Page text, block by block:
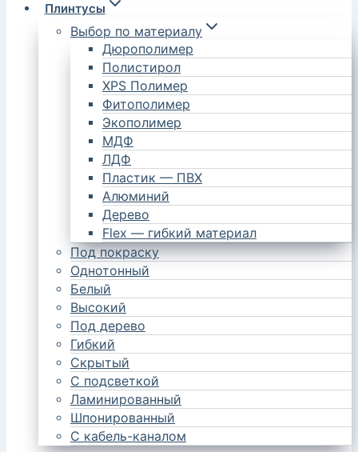
Плинтусы
Выбор по материалу
Дюрополимер
Полистирол
XPS Полимер
Фитополимер
Экополимер
МДФ
ЛДФ
Пластик — ПВХ
Алюминий
Дерево
Flex — гибкий материал
Под покраску
Однотонный
Белый
Высокий
Под дерево
Гибкий
Скрытый
С подсветкой
Ламинированный
Шпонированный
С кабель-каналом